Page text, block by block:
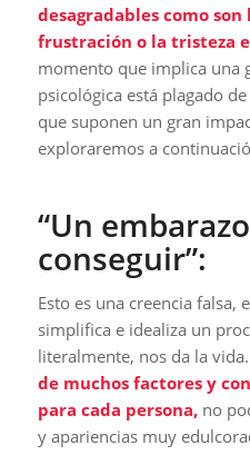
desagradables como son
frustración o la tristeza
momento que implica una
psicológica está plagado
que suponen un gran
exploraremos a
“Un
conseguir”:
Esto es una creencia falsa,
simplifica e idealiza un
literalmente, nos da la
de muchos factores y
para cada persona,no
y apariencias muy